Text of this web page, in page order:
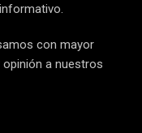
con mayor
a nuestros